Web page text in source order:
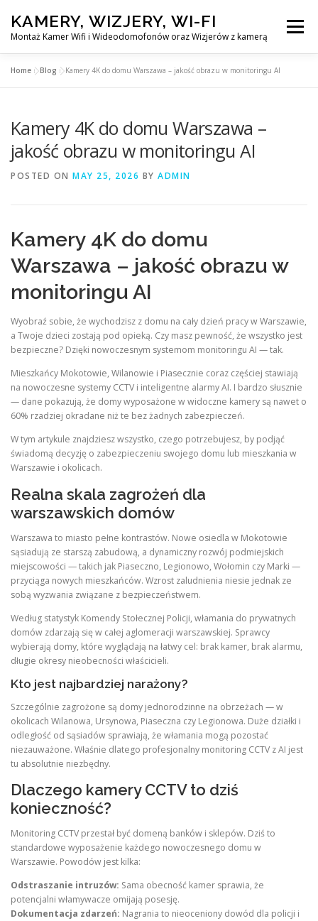
content
KAMERY, WIZJERY, WI-FI
Montaż Kamer Wifi i Wideodomofonów oraz Wizjerów z kamerą
Menu
MONTAŻ WIDEDOMOFONÓW
KONTAKT
PL
Home »Blog »Kamery 4K do domu Warszawa – jakość obrazu w monitoringu AI
Kamery 4K do domu Warszawa –
jakość obrazu w monitoringu AI
POSTED ON MAY 25, 2026 BY ADMIN
Kamery 4K do domu
Warszawa – jakość obrazu w
monitoringu AI
Wyobraź sobie, że wychodzisz z domu na cały dzień pracy w Warszawie,
a Twoje dzieci zostają pod opieką. Czy masz pewność, że wszystko jest
bezpieczne? Dzięki nowoczesnym systemom monitoringu AI — tak.
Mieszkańcy Mokotowie, Wilanowie i Piasecznie coraz częściej stawiają
na nowoczesne systemy CCTV i inteligentne alarmy AI. I bardzo słusznie
— dane pokazują, że domy wyposażone w widoczne kamery są nawet o
60% rzadziej okradane niż te bez żadnych zabezpieczeń.
W tym artykule znajdziesz wszystko, czego potrzebujesz, by podjąć
świadomą decyzję o zabezpieczeniu swojego domu lub mieszkania w
Warszawie i okolicach.
Realna skala zagrożeń dla
warszawskich domów
Warszawa to miasto pełne kontrastów. Nowe osiedla w Mokotowie
sąsiadują ze starszą zabudową, a dynamiczny rozwój podmiejskich
miejscowości — takich jak Piaseczno, Legionowo, Wołomin czy Marki —
przyciąga nowych mieszkańców. Wzrost zaludnienia niesie jednak ze
sobą wyzwania związane z bezpieczeństwem.
Według statystyk Komendy Stołecznej Policji, włamania do prywatnych
domów zdarzają się w całej aglomeracji warszawskiej. Sprawcy
wybierają domy, które wyglądają na łatwy cel: brak kamer, brak alarmu,
długie okresy nieobecności właścicieli.
Kto jest najbardziej narażony?
Szczególnie zagrożone są domy jednorodzinne na obrzeżach — w
okolicach Wilanowa, Ursynowa, Piaseczna czy Legionowa. Duże działki i
odległość od sąsiadów sprawiają, że włamania mogą pozostać
niezauważone. Właśnie dlatego profesjonalny monitoring CCTV z AI jest
tu absolutnie niezbędny.
Dlaczego kamery CCTV to dziś
konieczność?
Monitoring CCTV przestał być domeną banków i sklepów. Dziś to
standardowe wyposażenie każdego nowoczesnego domu w
Warszawie. Powodów jest kilka:
Odstraszanie intruzów: Sama obecność kamer sprawia, że
potencjalni włamywacze omijają posesję.
Dokumentacja zdarzeń: Nagrania to nieoceniony dowód dla policji i